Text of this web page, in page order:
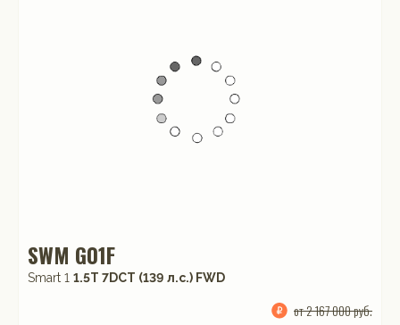
SWM G01F
Smart 1 1.5T 7DCT (139 л.с.) FWD
от 2 167 000 руб.